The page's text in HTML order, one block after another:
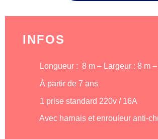
INFOS
Longueur : 8 m – Largeur : 8 m
À partir de 7 ans
1 prise standard 220v / 16A
Avec harnais et enrouleur anti-